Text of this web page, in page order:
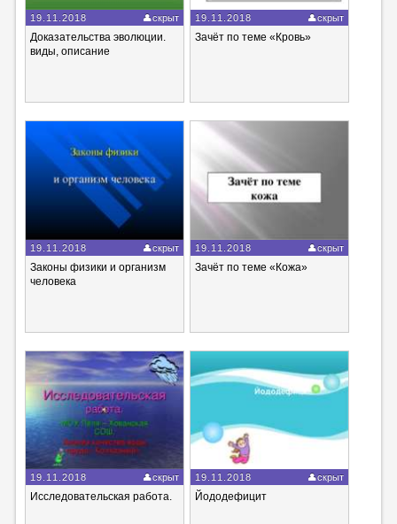
19.11.2018 скрыт
Доказательства эволюции.
виды, описание
19.11.2018 скрыт
Зачёт по теме «Кровь»
19.11.2018 скрыт
Законы физики и организм
человека
19.11.2018 скрыт
Зачёт по теме «Кожа»
19.11.2018 скрыт
Исследовательская работа.
19.11.2018 скрыт
Йододефицит